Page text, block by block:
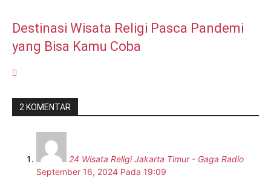
Destinasi Wisata Religi Pasca Pandemi
yang Bisa Kamu Coba
2 KOMENTAR
24 Wisata Religi Jakarta Timur - Gaga Radio
September 16, 2024 Pada 19:09